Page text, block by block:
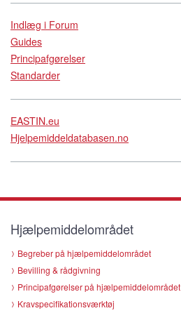
Indlæg i Forum
Guides
Principafgørelser
Standarder
EASTIN.eu
Hjelpemiddeldatabasen.no
Hjælpemiddelområdet
Begreber på hjælpemiddelområdet
Bevilling & rådgivning
Principafgørelser på hjælpemiddelområdet
Kravspecifikationsværktøj